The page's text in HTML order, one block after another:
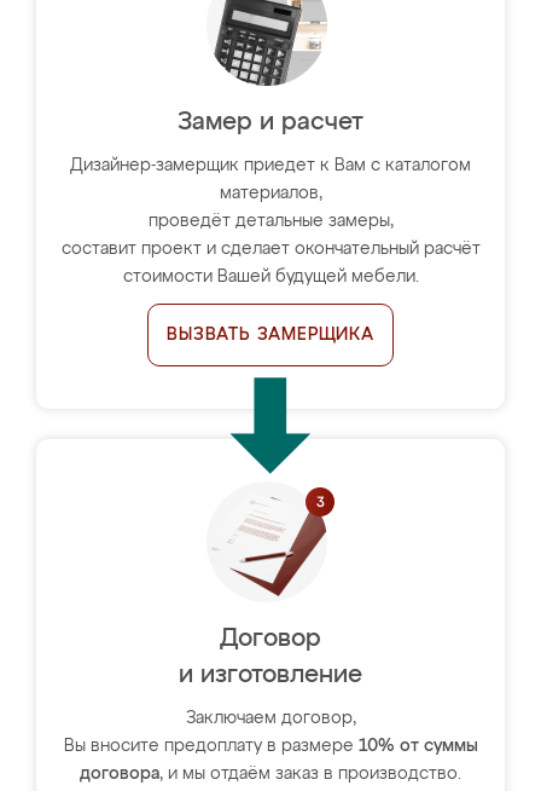
Замер и расчет
Дизайнер-замерщик приедет к Вам с каталогом
материалов,
проведёт детальные замеры,
составит проект и сделает окончательный расчёт
стоимости Вашей будущей мебели.
ВЫЗВАТЬ ЗАМЕРЩИКА
Договор
и изготовление
Заключаем договор,
Вы вносите предоплату в размере 10% от суммы
договора, и мы отдаём заказ в производство.